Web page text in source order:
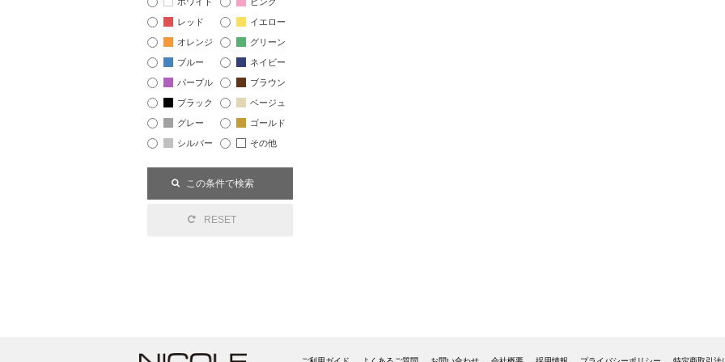
レッド イエロー
オレンジ グリーン
ブルー ネイビー
パープル ブラウン
ブラック ベージュ
グレー ゴールド
シルバー その他